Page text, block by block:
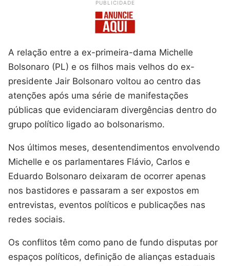
PUBLICIDADE
A relação entre a ex-primeira-dama Michelle
Bolsonaro (PL) e os filhos mais velhos do ex-
presidente Jair Bolsonaro voltou ao centro das
atenções após uma série de manifestações
públicas que evidenciaram divergências dentro do
grupo político ligado ao bolsonarismo.
Nos últimos meses, desentendimentos envolvendo
Michelle e os parlamentares Flávio, Carlos e
Eduardo Bolsonaro deixaram de ocorrer apenas
nos bastidores e passaram a ser expostos em
entrevistas, eventos políticos e publicações nas
redes sociais.
Os conflitos têm como pano de fundo disputas por
espaços políticos, definição de alianças estaduais